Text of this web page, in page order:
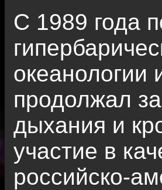
С 1989 года
продолжал
дыхания и
участие в
российско-